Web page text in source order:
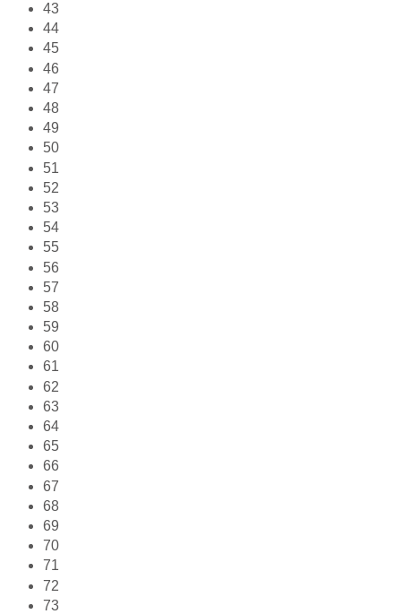
43
44
45
46
47
48
49
50
51
52
53
54
55
56
57
58
59
60
61
62
63
64
65
66
67
68
69
70
71
72
73